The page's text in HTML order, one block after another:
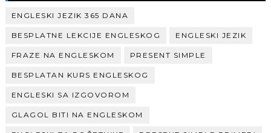
ENGLESKI JEZIK 365 DANA
BESPLATNE LEKCIJE ENGLESKOG ENGLESKI JEZIK
FRAZE NA ENGLESKOM PRESENT SIMPLE
BESPLATAN KURS ENGLESKOG
ENGLESKI SA IZGOVOROM
GLAGOL BITI NA ENGLESKOM